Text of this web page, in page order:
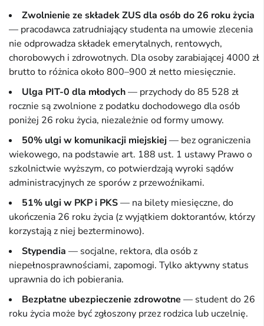
Zwolnienie ze składek ZUS dla osób do 26 roku życia
— pracodawca zatrudniający studenta na umowie zlecenia
nie odprowadza składek emerytalnych, rentowych,
chorobowych i zdrowotnych. Dla osoby zarabiającej 4000 zł
brutto to różnica około 800–900 zł netto miesięcznie.
Ulga PIT-0 dla młodych— przychody do 85 528 zł
rocznie są zwolnione z podatku dochodowego dla osób
poniżej 26 roku życia, niezależnie od formy umowy.
50% ulgi w komunikacji miejskiej— bez ograniczenia
wiekowego, na podstawie art. 188 ust. 1 ustawy Prawo o
szkolnictwie wyższym, co potwierdzają wyroki sądów
administracyjnych ze sporów z przewoźnikami.
51% ulgi w PKP i PKS— na bilety miesięczne, do
ukończenia 26 roku życia (z wyjątkiem doktorantów, którzy
korzystają z niej bezterminowo).
Stypendia — socjalne, rektora, dla osób z
niepełnosprawnościami, zapomogi. Tylko aktywny status
uprawnia do ich pobierania.
Bezpłatne ubezpieczenie zdrowotne — student do 26
roku życia może być zgłoszony przez rodzica lub uczelnię.